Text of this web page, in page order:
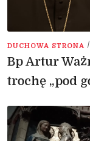
DUCHOWA STRONA /
Bp Artur
trochę „pod